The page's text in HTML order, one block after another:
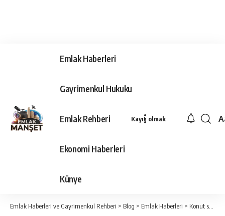
Emlak Haberleri
Gayrimenkul Hukuku
Emlak Rehberi
Ekonomi Haberleri
Künye
Kayıt olmak
Emlak Haberleri ve Gayrimenkul Rehberi > Blog > Emlak Haberleri > Konut satış rakamları açıklandı